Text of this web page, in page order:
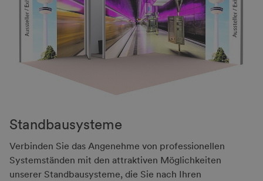
Stand­bau­syste­me
Verbinden Sie das Angenehme von professionellen
Systemständen mit den attraktiven Möglichkeiten
unserer Standbausysteme, die Sie nach Ihren